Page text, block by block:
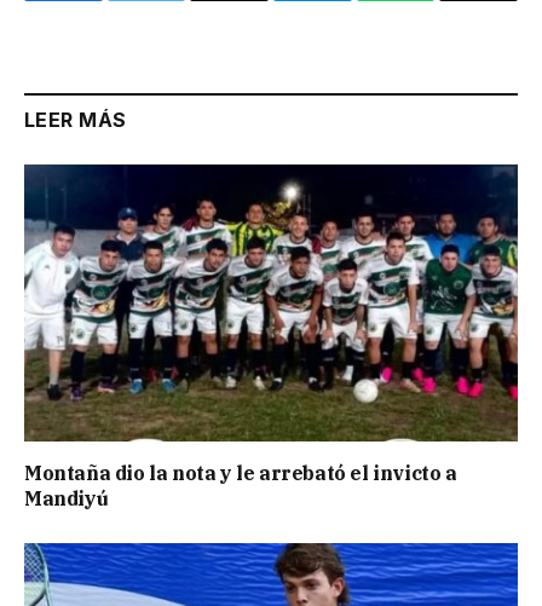
LEER MÁS
Montaña dio la nota y le arrebató el invicto a
Mandiyú